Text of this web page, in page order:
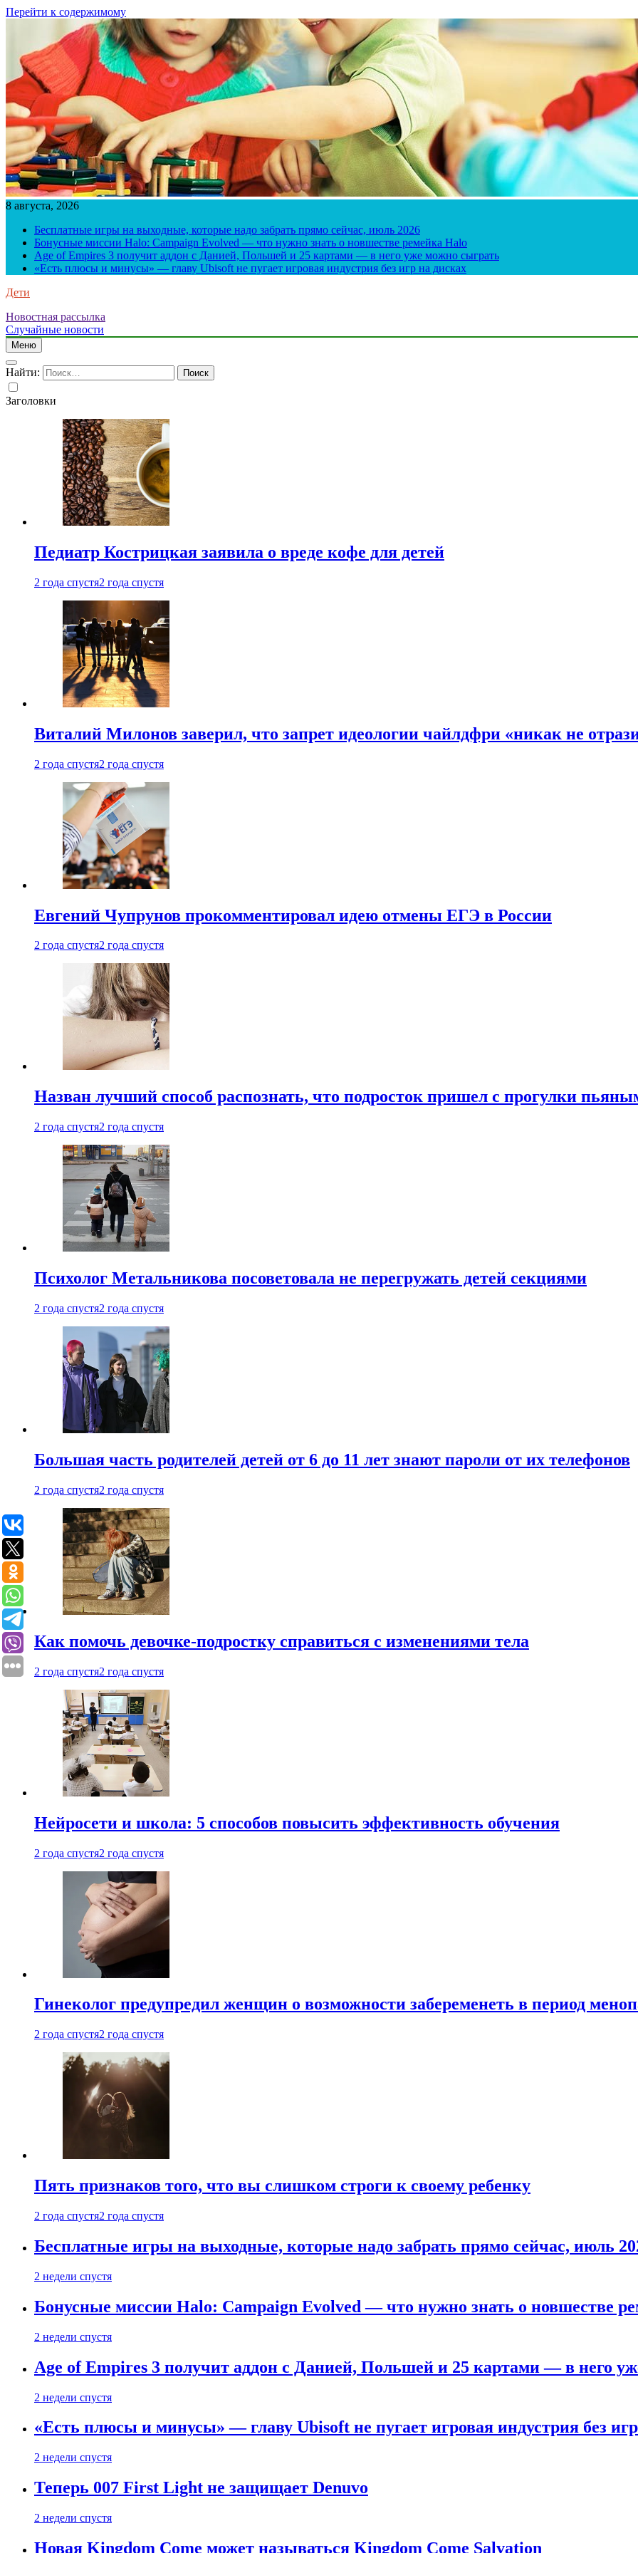
Перейти к содержимому
8 августа, 2026
Бесплатные игры на выходные, которые надо забрать прямо сейчас, июль 2026
Бонусные миссии Halo: Campaign Evolved — что нужно знать о новшестве ремейка Halo
Age of Empires 3 получит аддон с Данией, Польшей и 25 картами — в него уже можно сыграть
«Есть плюсы и минусы» — главу Ubisoft не пугает игровая индустрия без игр на дисках
Дети
Новостная рассылка
Случайные новости
Меню
Найти:
Заголовки
Педиатр Кострицкая заявила о вреде кофе для детей
2 года спустя2 года спустя
Виталий Милонов заверил, что запрет идеологии чайлдфри «никак не
2 года спустя2 года спустя
Евгений Чупрунов прокомментировал идею отмены ЕГЭ в России
2 года спустя2 года спустя
Назван лучший способ распознать, что подросток пришел с прогулки
2 года спустя2 года спустя
Психолог Метальникова посоветовала не перегружать детей секциями
2 года спустя2 года спустя
Большая часть родителей детей от 6 до 11 лет знают пароли от их телефонов
2 года спустя2 года спустя
Как помочь девочке-подростку справиться с изменениями тела
2 года спустя2 года спустя
Нейросети и школа: 5 способов повысить эффективность обучения
2 года спустя2 года спустя
Гинеколог предупредил женщин о возможности забеременеть в период
2 года спустя2 года спустя
Пять признаков того, что вы слишком строги к своему ребенку
2 года спустя2 года спустя
Бесплатные игры на выходные, которые надо забрать прямо сейчас, июль
2 недели спустя
Бонусные миссии Halo: Campaign Evolved — что нужно знать о новшестве
2 недели спустя
Age of Empires 3 получит аддон с Данией, Польшей и 25 картами — в него
2 недели спустя
«Есть плюсы и минусы» — главу Ubisoft не пугает игровая индустрия без
2 недели спустя
Теперь 007 First Light не защищает Denuvo
2 недели спустя
Новая Kingdom Come может называться Kingdom Come Salvation